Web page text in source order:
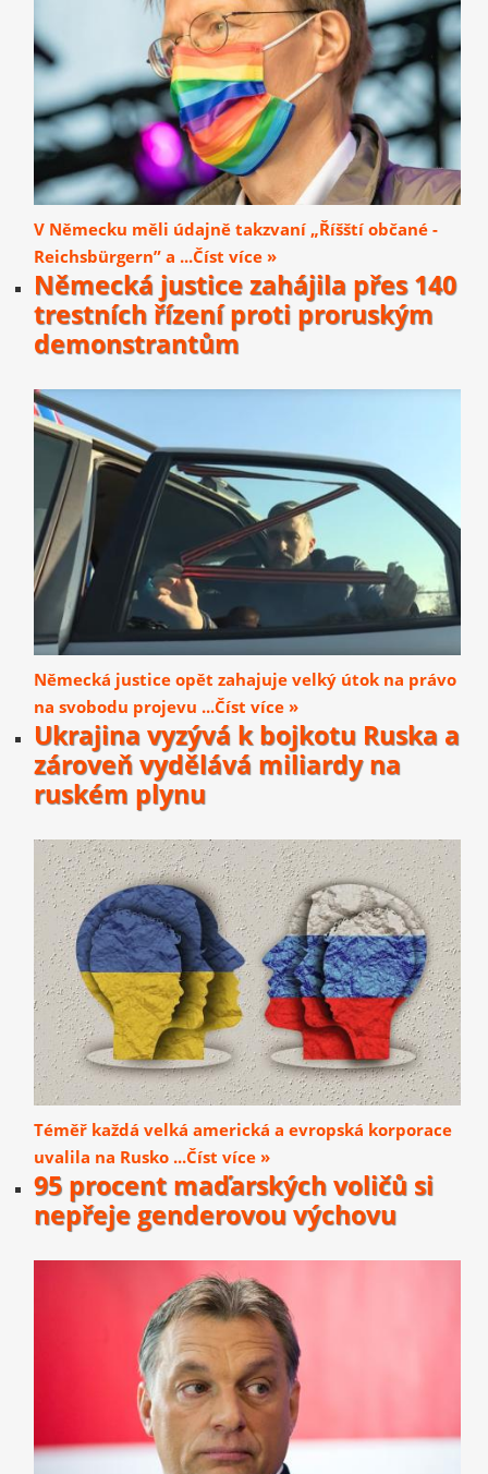
V Německu měli údajně takzvaní „Říšští občané -
Reichsbürgern” a ...Číst více »
Německá justice zahájila přes 140
trestních řízení proti proruským
demonstrantům
Německá justice opět zahajuje velký útok na právo
na svobodu projevu ...Číst více »
Ukrajina vyzývá k bojkotu Ruska a
zároveň vydělává miliardy na
ruském plynu
Téměř každá velká americká a evropská korporace
uvalila na Rusko ...Číst více »
95 procent maďarských voličů si
nepřeje genderovou výchovu